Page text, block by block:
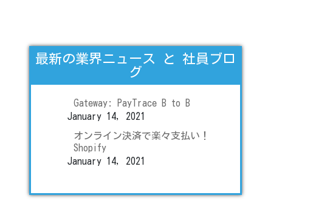
最新の業界ニュース と 社員ブロ
グ
Gateway: PayTrace B to B
January 14, 2021
オンライン決済で楽々支払い！
Shopify
January 14, 2021